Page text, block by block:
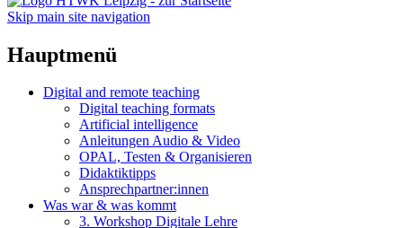
Skip main site navigation
Hauptmenü
Digital and remote teaching
Digital teaching formats
Artificial intelligence
Anleitungen Audio & Video
OPAL, Testen & Organisieren
Didaktiktipps
Ansprechpartner:innen
Was war & was kommt
3. Workshop Digitale Lehre